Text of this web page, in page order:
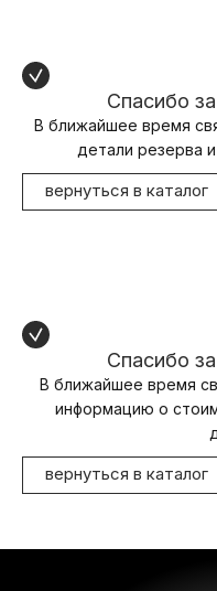
Спасибо
В ближайшее время
детали резерва
вернуться в каталог
Спасибо
В ближайшее время
информацию о
вернуться в каталог